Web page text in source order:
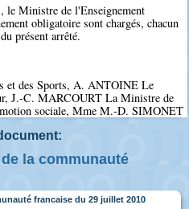
le Ministre de l'Enseignement
obligatoire sont chargés, chacun
présent arrêté.
et des Sports, A. ANTOINE Le
J.-C. MARCOURT La Ministre de
sociale, Mme M.-D. SIMONET
la communauté
francaise du 29 juillet 2010